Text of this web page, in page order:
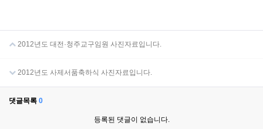
2012년도 대전·청주교구임원 사진자료입니다.
2012년도 사제서품축하식 사진자료입니다.
댓글목록 0
등록된 댓글이 없습니다.